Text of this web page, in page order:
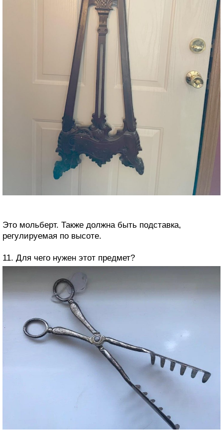
Это мольберт. Также должна быть подставка,
регулируемая по высоте.
11. Для чего нужен этот предмет?